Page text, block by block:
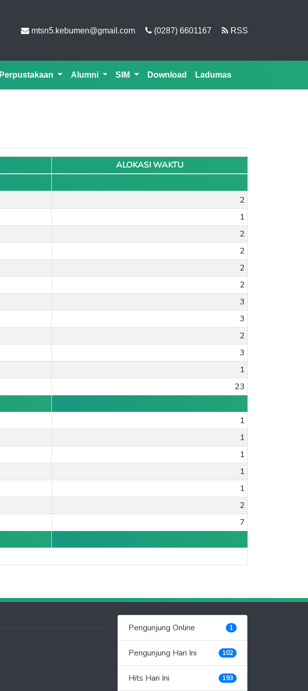
mtsn5.kebumen@gmail.com (0287) 6601167 RSS
Perpustakaan Alumni SIM Download Ladumas
ALOKASI WAKTU
2
1
2
2
2
2
3
3
2
3
1
23
1
1
1
1
1
2
7
Pengunjung Online 1
Pengunjung Hari Ini 102
Hits Hari Ini 193